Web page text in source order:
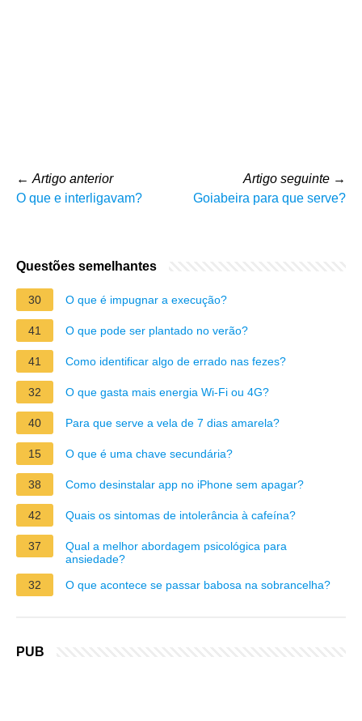
← Artigo anterior
O que e interligavam?
Artigo seguinte →
Goiabeira para que serve?
Questões semelhantes
30 O que é impugnar a execução?
41 O que pode ser plantado no verão?
41 Como identificar algo de errado nas fezes?
32 O que gasta mais energia Wi-Fi ou 4G?
40 Para que serve a vela de 7 dias amarela?
15 O que é uma chave secundária?
38 Como desinstalar app no iPhone sem apagar?
42 Quais os sintomas de intolerância à cafeína?
37
Qual a melhor abordagem psicológica para
ansiedade?
32
O que acontece se passar babosa na sobrancelha?
PUB